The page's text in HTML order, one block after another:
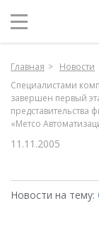
Главная
Новости
Специалистами
завершен первый
«Метсо
11.11.2005
Новости на тему: